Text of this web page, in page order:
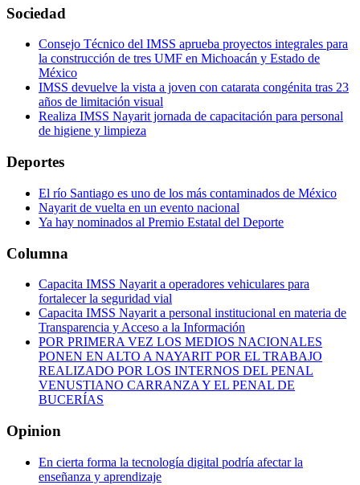
Sociedad
Consejo Técnico del IMSS aprueba proyectos integrales para
la construcción de tres UMF en Michoacán y Estado de
México
IMSS devuelve la vista a joven con catarata congénita tras 23
años de limitación visual
Realiza IMSS Nayarit jornada de capacitación para personal
de higiene y limpieza
Deportes
El río Santiago es uno de los más contaminados de México
Nayarit de vuelta en un evento nacional
Ya hay nominados al Premio Estatal del Deporte
Columna
Capacita IMSS Nayarit a operadores vehiculares para
fortalecer la seguridad vial
Capacita IMSS Nayarit a personal institucional en materia de
Transparencia y Acceso a la Información
POR PRIMERA VEZ LOS MEDIOS NACIONALES
PONEN EN ALTO A NAYARIT POR EL TRABAJO
REALIZADO POR LOS INTERNOS DEL PENAL
VENUSTIANO CARRANZA Y EL PENAL DE
BUCERÍAS
Opinion
En cierta forma la tecnología digital podría afectar la
enseñanza y aprendizaje